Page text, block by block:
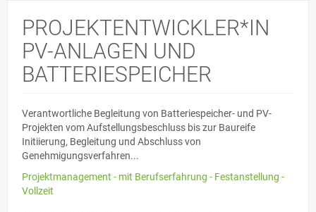
PROJEKTENTWICKLER*IN
PV-ANLAGEN UND
BATTERIESPEICHER
Verantwortliche Begleitung von Batteriespeicher- und PV-
Projekten vom Aufstellungsbeschluss bis zur Baureife
Initiierung, Begleitung und Abschluss von
Genehmigungsverfahren...
Projektmanagement - mit Berufserfahrung - Festanstellung -
Vollzeit